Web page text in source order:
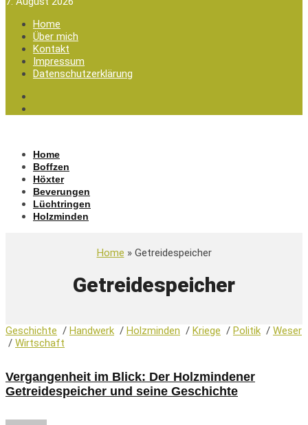
Home
Über mich
Kontakt
Impressum
Datenschutzerklärung
Home
Boffzen
Höxter
Beverungen
Lüchtringen
Holzminden
Home » Getreidespeicher
Getreidespeicher
Geschichte / Handwerk / Holzminden / Kriege / Politik / Weser
/ Wirtschaft
Vergangenheit im Blick: Der Holzmindener
Getreidespeicher und seine Geschichte